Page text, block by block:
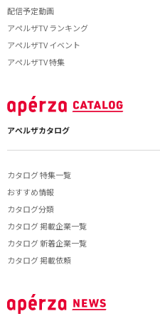
配信予定動画
アペルザTV ランキング
アペルザTV イベント
アペルザTV 特集
アペルザカタログ
カタログ 特集一覧
おすすめ情報
カタログ分類
カタログ 掲載企業一覧
カタログ 新着企業一覧
カタログ 掲載依頼